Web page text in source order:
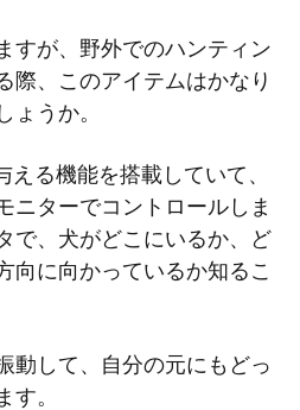
すが、野外でのハンティン
際、このアイテムはかなり
ょうか。
える機能を搭載していて、
ニターでコントロールしま
で、犬がどこにいるか、ど
向に向かっているか知るこ
動して、自分の元にもどっ
す。